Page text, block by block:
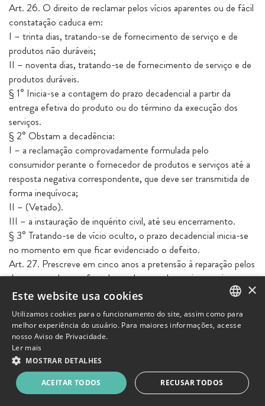
Art. 26. O direito de reclamar pelos vícios aparentes ou de fácil
constatação caduca em:
I – trinta dias, tratando-se de fornecimento de serviço e de
produtos não duráveis;
II – noventa dias, tratando-se de fornecimento de serviço e de
produtos duráveis.
§ 1° Inicia-se a contagem do prazo decadencial a partir da
entrega efetiva do produto ou do término da execução dos
serviços.
§ 2° Obstam a decadência:
I – a reclamação comprovadamente formulada pelo
consumidor perante o fornecedor de produtos e serviços até a
resposta negativa correspondente, que deve ser transmitida de
forma inequívoca;
II – (Vetado).
III – a instauração de inquérito civil, até seu encerramento.
§ 3° Tratando-se de vício oculto, o prazo decadencial inicia-se
no momento em que ficar evidenciado o defeito.
Art. 27. Prescreve em cinco anos a pretensão à reparação pelos
danos causados por fato do produto ou do serviço prevista na
Seção II deste Capítulo, iniciando-se a contagem do prazo a
10.5.2. Caso o produto não seja reparado no prazo de 30
(trinta) dias, ficará a critério do “CONSUMIDOR” escolher
dentre as seguintes alternativas, conforme artigo 18 do CDC:
a) Substituição do produto por outro igual ou, na falta de
produto igual no estoque, por produto similar ou por um vale-
×
Este website usa cookies
Utilizamos cookies para o funcionamento do site, assim como para
melhor experiência do usuário. Para maiores informações, acesse
nosso Aviso de Privacidade.
Ler mais
MOSTRAR DETALHES
ACEITAR TODOS RECUSAR TODOS